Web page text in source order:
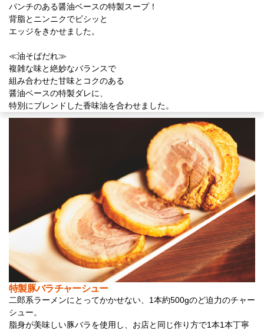
パンチのある醤油ベースの特製スープ！
背脂とニンニクでビシッと
エッジをきかせました。
≪油そばだれ≫
複雑な味と絶妙なバランスで
組み合わせた甘味とコクのある
醤油ベースの特製ダレに、
特別にブレンドした香味油を合わせました。
特製豚バラチャーシュー
二郎系ラーメンにとってかかせない、1本約500gのど迫力のチャー
シュー。
脂身が美味しい豚バラを使用し、お店と同じ作り方で1本1本丁寧